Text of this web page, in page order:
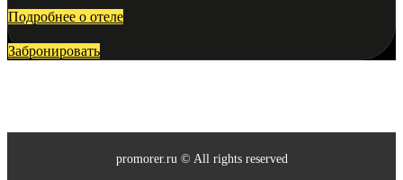
Подробнее о отеле
Забронировать
promorer.ru © All rights reserved